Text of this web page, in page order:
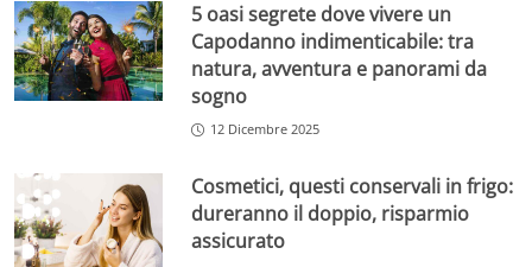
5 oasi segrete dove vivere un
Capodanno indimenticabile: tra
natura, avventura e panorami da
sogno
12 Dicembre 2025
Cosmetici, questi conservali in frigo:
dureranno il doppio, risparmio
assicurato